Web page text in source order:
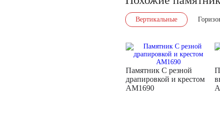
Вертикальные
Памятник С резной
драпировкой и крестом
AM1690